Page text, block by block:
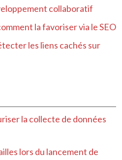
collaboratif
la favoriser via le SEO
les liens cachés sur
la collecte de données
lors du lancement de